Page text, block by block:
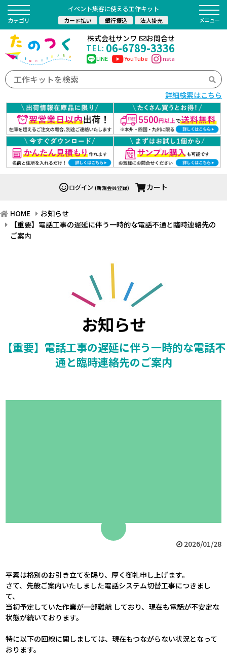
イベント集客に使える工作キット
カード払い 銀行振込 法人掛売
詳細検索はこちら
株式会社サンワ お問合せ
TEL: 06-6789-3336
LINE YouTube Insta
カテゴリ
ログイン (新規会員登録) カート
HOME
お知らせ
【重要】電話工事の遅延に伴う一時的な電話不通と臨時連絡先の
ご案内
お知らせ
【重要】電話工事の遅延に伴う一時的な電話不
通と臨時連絡先のご案内
2026/01/28
平素は格別のお引き立てを賜り、厚く御礼申し上げます。
さて、先般ご案内いたしました電話システム切替工事につきまし
て、
当初予定していた作業が一部難航 しており、現在も電話が不安定な
状態が続いております。
特に以下の回線に関しましては、現在もつながらない状況となって
おります。